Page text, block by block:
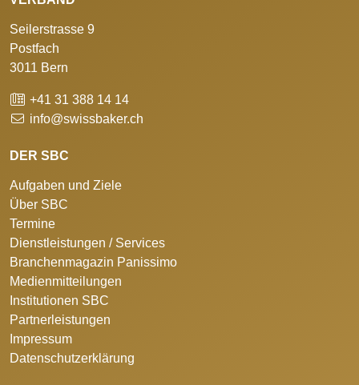
Seilerstrasse 9
Postfach
3011 Bern
+41 31 388 14 14
info@swissbaker.ch
DER SBC
Aufgaben und Ziele
Über SBC
Termine
Dienstleistungen / Services
Branchenmagazin Panissimo
Medienmitteilungen
Institutionen SBC
Partnerleistungen
Impressum
Datenschutzerklärung